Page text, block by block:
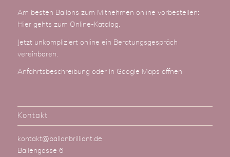
Am besten Ballons zum Mitnehmen online vorbestellen:
Hier gehts zum Online-Katalog
Jetzt unkompliziert online ein Beratungsgespräch
vereinbaren.
Anfahrtsbeschreibung oder In Google Maps öffnen
Kontakt
kontakt@ballonbrilliant.de
Ballengasse 6